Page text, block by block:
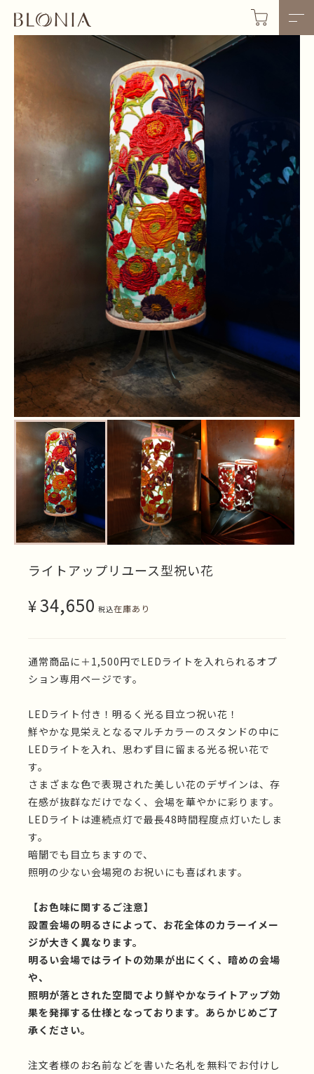
ライトアップリユース型祝い花
¥34,650 税込在庫あり
通常商品に＋1,500円でLEDライトを入れられるオプ
ション専用ページです。
LEDライト付き！明るく光る目立つ祝い花！
鮮やかな見栄えとなるマルチカラーのスタンドの中に
LEDライトを入れ、思わず目に留まる光る祝い花で
す。
さまざまな色で表現された美しい花のデザインは、存
在感が抜群なだけでなく、会場を華やかに彩ります。
LEDライトは連続点灯で最長48時間程度点灯いたしま
す。
暗闇でも目立ちますので、
照明の少ない会場宛のお祝いにも喜ばれます。
【お色味に関するご注意】
設置会場の明るさによって、お花全体のカラーイメー
ジが大きく異なります。
明るい会場ではライトの効果が出にくく、暗めの会場
や、
照明が落とされた空間でより鮮やかなライトアップ効
果を発揮する仕様となっております。あらかじめご了
承ください。
注文者様のお名前などを書いた名札を無料でお付けし